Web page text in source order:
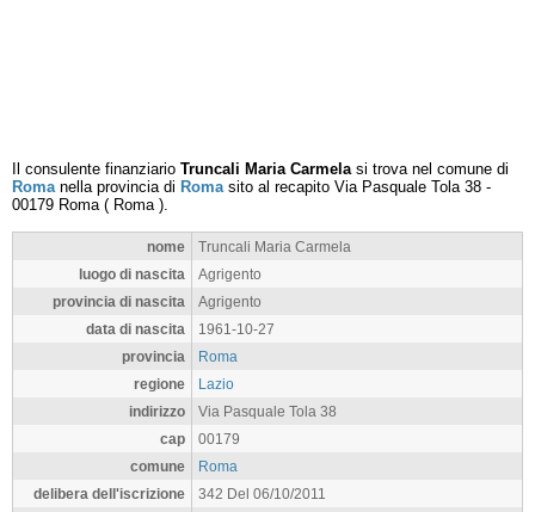
Il consulente finanziario Truncali Maria Carmelasi trova nel comune di
Romanella provincia di Romasito al recapito Via Pasquale Tola 38 -
00179 Roma( Roma).
nome
Truncali Maria Carmela
luogo di nascita
Agrigento
provincia di nascita
Agrigento
data di nascita
1961-10-27
provincia
Roma
regione
Lazio
indirizzo
Via Pasquale Tola 38
cap
00179
comune
Roma
delibera dell'iscrizione
342 Del 06/10/2011